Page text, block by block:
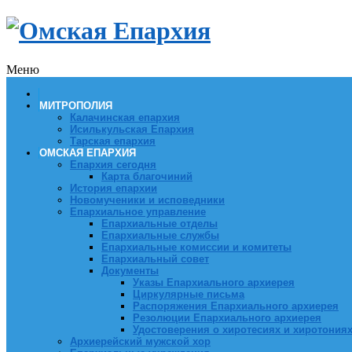
Меню
МИТРОПОЛИЯ
Калачинская епархия
Исилькульская Епархия
Тарская епархия
ОМСКАЯ ЕПАРХИЯ
Епархия сегодня
Карта благочиний
История епархии
Новомученики и исповедники
Епархиальное управление
Епархиальные отделы
Епархиальные службы
Епархиальные комиссии и комитеты
Епархиальный совет
Документы
Указы Епархиального архиерея
Циркулярные письма
Распоряжения Епархиального архиерея
Резолюции Епархиального архиерея
Удостоверения о хиротесиях и хиротониях
Архиерейский мужской хор